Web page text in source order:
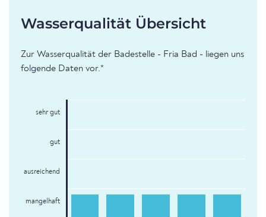
Wasserqualität Übersicht
Zur Wasserqualität der Badestelle - Fria Bad - liegen uns
folgende Daten vor.*
sehr gut
gut
ausreichend
mangelhaft